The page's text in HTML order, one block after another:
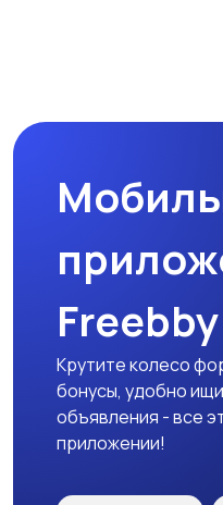
Freebby
Крутите колесо
бонусы, удобно
объявления - все
приложении!